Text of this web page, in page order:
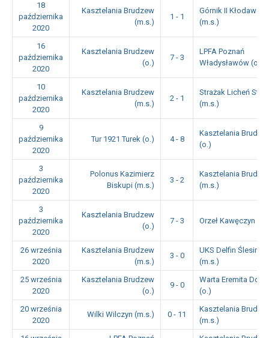
18
października
2020
Kasztelania Brudzew
(m.s.)
1 - 1
Górnik II Kłodawa
(m.s.)
16
października
2020
Kasztelania Brudzew
(o.)
7 - 3
LPFA Poznań
Władysławów (o.)
10
października
2020
Kasztelania Brudzew
(m.s.)
2 - 1
Strażak Licheń Stary
(m.s.)
9
października
2020
Tur 1921 Turek (o.) 4 - 8
Kasztelania
(o.)
3
października
2020
Polonus Kazimierz
Biskupi (m.s.)
3 - 2
Kasztelania
(m.s.)
3
października
2020
Kasztelania Brudzew
(o.)
7 - 3 Orzeł Kawęczyn (o.)
26 września
2020
Kasztelania Brudzew
(m.s.)
3 - 0
UKS Delfin Ślesin
(m.s.)
25 września
2020
Kasztelania Brudzew
(o.)
9 - 0
Warta Eremita
(o.)
20 września
2020
Wilki Wilczyn (m.s.) 0 - 11
Kasztelania
(m.s.)